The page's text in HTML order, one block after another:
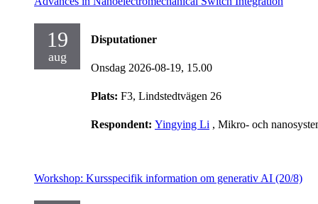
19
aug
Disputationer
Onsdag 2026-08-19, 15.00
Plats: F3, Lindstedtvägen 26
Respondent: Yingying Li , Mikro- och
Workshop: Kursspecifik information om generativ AI (20/8)